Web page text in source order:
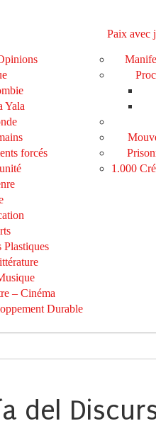
Yala
forcés
Plastiques
– Cinéma
Durable
Paix avec
1.000
del